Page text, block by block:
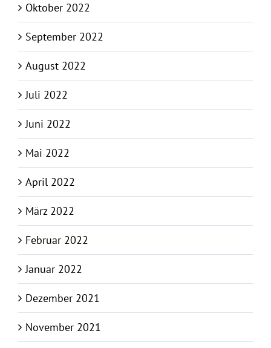
Oktober 2022
September 2022
August 2022
Juli 2022
Juni 2022
Mai 2022
April 2022
März 2022
Februar 2022
Januar 2022
Dezember 2021
November 2021